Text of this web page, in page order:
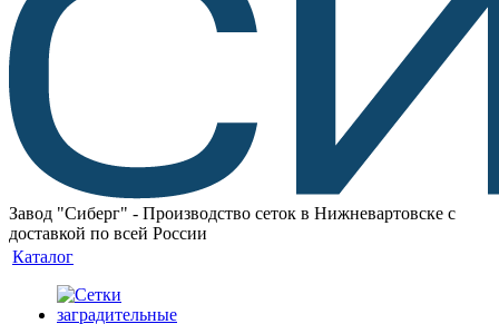
Завод "Сиберг" - Производство сеток в Нижневартовске с
доставкой по всей России
Каталог